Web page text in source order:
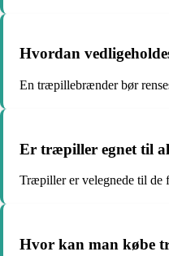
Hvordan
En træpillebrænder bør
Er træpiller egnet til
Træpiller er velegnede til de
Hvor kan man købe